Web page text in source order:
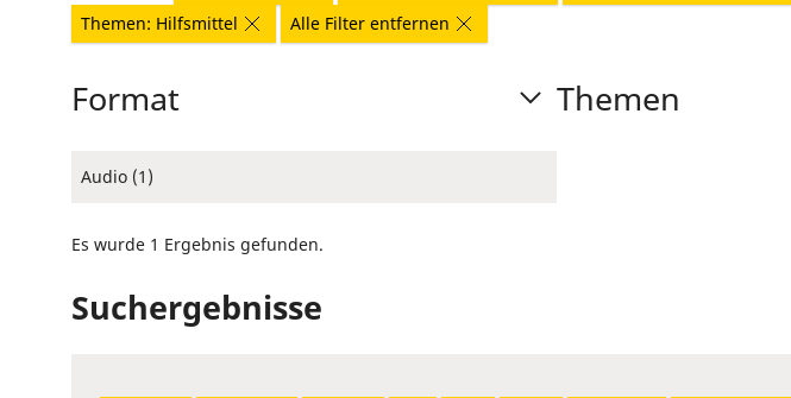
Themen: Hilfsmittel
Alle Filter entfernen
Format
Audio (1)
Themen
Es wurde 1 Ergebnis gefunden.
Suchergebnisse